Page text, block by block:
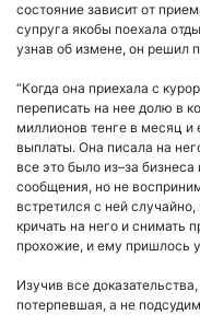
состояние зависит от
супруга якобы поехала
узнав об измене, он решил
“Когда она приехала с
переписать на нее долю в
миллионов тенге в месяц
выплаты. Она писала на
все это было из–за
сообщения, но не
встретился с ней
кричать на него и снимать
прохожие, и ему пришлось
Изучив все
потерпевшая, а не